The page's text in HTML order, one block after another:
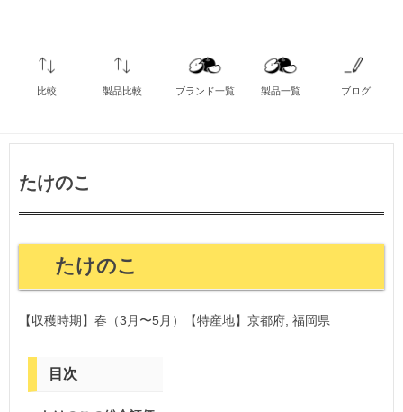
比較 製品比較 ブランド一覧 製品一覧 ブログ
たけのこ
たけのこ
【収穫時期】春（3月〜5月）【特産地】京都府, 福岡県
目次